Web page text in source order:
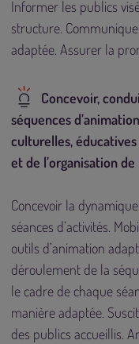
Informer les publics
structure.
adaptée. Assurer la
Concevoir,
séquences
culturelles,
et de l’organisation
Concevoir la
séances d’activités.
outils d’animation
déroulement de la
le cadre de chaque
manière adaptée.
des publics accueillis.